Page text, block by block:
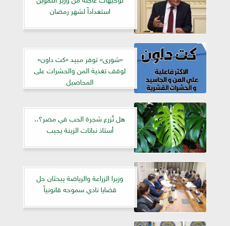
استعداداً لشهر رمضان
«شورى» توفر مبيد «كت داون»
لوقف تغذية المن والحشرات على
المحاصيل
هل تُزرع شجرة الحب في مصر؟..
أستاذ نباتات الزينة يجيب
وزيرا الزراعة والرياضة يبحثان حل
قضايا نادي سموحه قانونياً